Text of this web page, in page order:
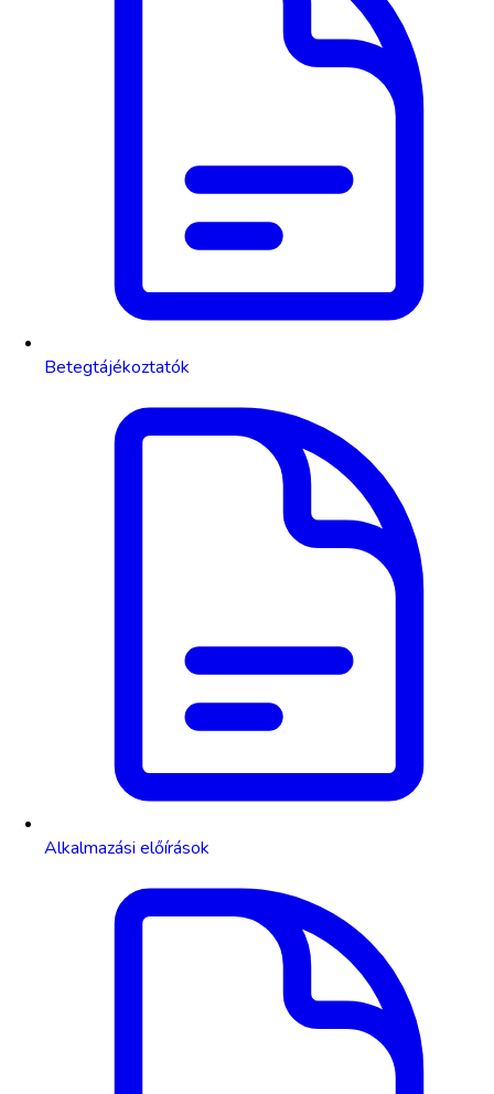
Betegtájékoztatók
Alkalmazási előírások